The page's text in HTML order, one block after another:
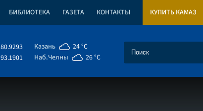
БИБЛИОТЕКА ГАЗЕТА КОНТАКТЫ КУПИТЬ КАМАЗ
80.9293
93.1901
Казань
24 °C
Наб.Челны
26 °C